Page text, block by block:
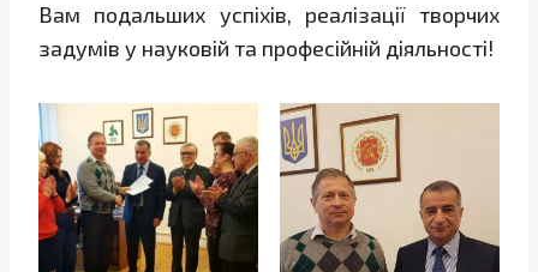
Вам подальших успіхів, реалізації творчих
задумів у науковій та професійній діяльності!